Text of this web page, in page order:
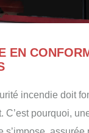
EN
incendie doit
C’est pourquoi,